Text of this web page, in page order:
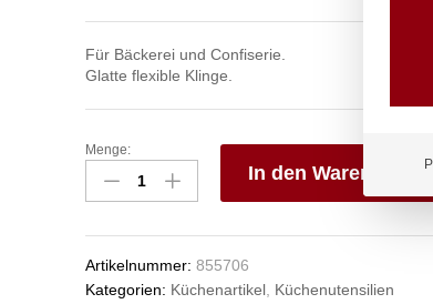
Für Bäckerei und Confiserie.
Glatte flexible Klinge.
Spachtel,
HENDI,
Schwarz,
Menge:
In den Warenkorb
Artikelnummer: 855706
Kategorien: Küchenartikel, Küchenutensilien